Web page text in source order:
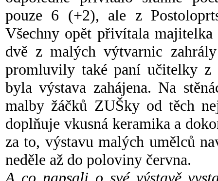
pouze 6 (+2), ale z
Všechny opět přivítala
dvě z malých výtvarnic
promluvily také paní učitelky z
byla výstava zahájena. Na
malby žáčků ZUŠky od těch
doplňuje vkusná keramika a
za to, výstavu malých umělců
neděle až do poloviny června.